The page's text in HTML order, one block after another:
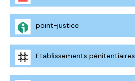
point-justice
Etablissements pénitentiaires